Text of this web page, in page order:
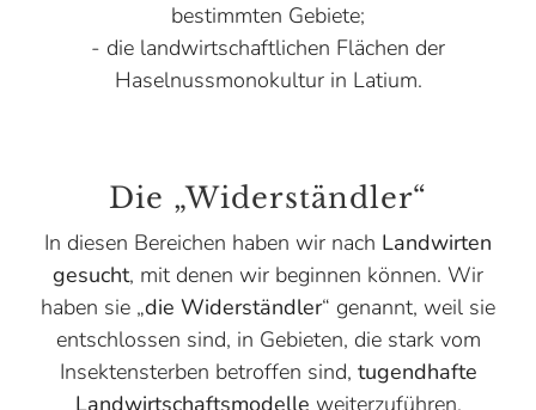
bestimmten Gebiete;
- die landwirtschaftlichen Flächen der
Haselnussmonokultur in Latium.
Die „Widerständler“
In diesen Bereichen haben wir nach Landwirten
gesucht, mit denen wir beginnen können. Wir
haben sie „die Widerständler“ genannt, weil sie
entschlossen sind, in Gebieten, die stark vom
Insektensterben betroffen sind, tugendhafte
Landwirtschaftsmodelle weiterzuführen.